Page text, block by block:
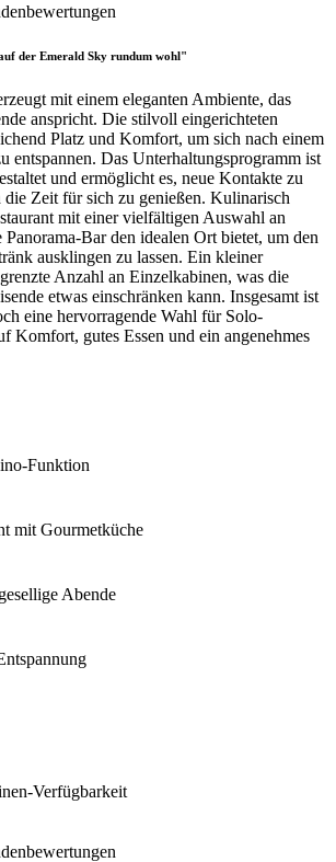
der Emerald Sky rundum wohl"
mit einem eleganten Ambiente, das
anspricht. Die stilvoll eingerichteten
Platz und Komfort, um sich nach einem
entspannen. Das Unterhaltungsprogramm ist
und ermöglicht es, neue Kontakte zu
Zeit für sich zu genießen. Kulinarisch
mit einer vielfältigen Auswahl an
Panorama-Bar den idealen Ort bietet, um den
ausklingen zu lassen. Ein kleiner
Anzahl an Einzelkabinen, was die
etwas einschränken kann. Insgesamt ist
eine hervorragende Wahl für Solo-
Komfort, gutes Essen und ein angenehmes
Funktion
mit Gourmetküche
Abende
Verfügbarkeit